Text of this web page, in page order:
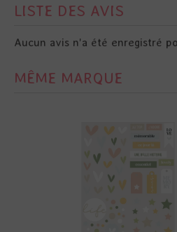
LISTE DES AVIS
Aucun avis n'a été enregistré
MÊME MARQUE